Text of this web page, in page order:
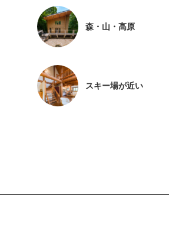
森・山・高原
スキー場が近い